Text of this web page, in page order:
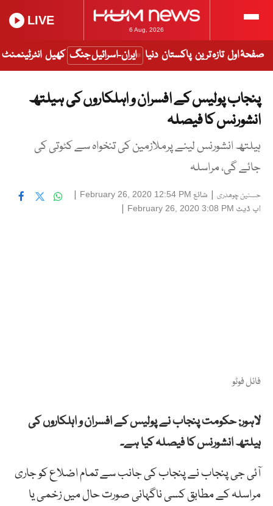
6 Aug, 2026
LIVE
صفحۂ اول تازہ ترین پاکستان دنیا ایران-اسرائیل جنگ کھیل انٹرٹینمنٹ
پنجاب پولیس کے افسران و اہلکاروں کی ہیلتھ
انشورنس کا فیصلہ
ہیلتھ انشورنس لینے پرملازمین کی تنخواہ سے کٹوتی کی
جائے گی، مراسلہ
حسنین چوھدری | شائع February 26, 2020 12:54 PM
|
اپ ڈیٹ February 26, 2020 3:08 PM
|
فائل فوٹو
لاہور: حکومت پنجاب نے پولیس کے افسران و اہلکاروں کی
ہیلتھ انشورنس کا فیصلہ کیا ہے۔
آئی جی پنجاب نے پنجاب کی جانب سے تمام اضلاع کو جاری
مراسلہ کے مطابق کسی ناگہانی صورت حال میں زخمی یا